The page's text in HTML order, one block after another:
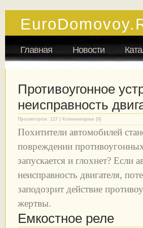
Главная Новости
Противоугонное
неисправность
Просмотров: 127 | Комментарии (0)
Похитители автомобилей
повреждении
запускается и глохнет?
неисправность двигателя,
заподозрит действие
жертвы.
Емкостное реле